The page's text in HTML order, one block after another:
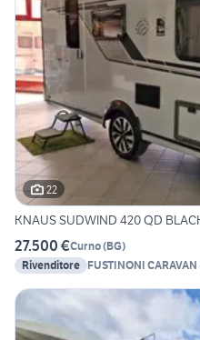
22
KNAUS SUDWIND 420 QD
27.500 €Curno(BG)
Rivenditore FUSTINONI